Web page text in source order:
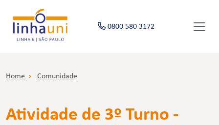
0800 580 3172
Home Comunidade
Atividade de 3º Turno -